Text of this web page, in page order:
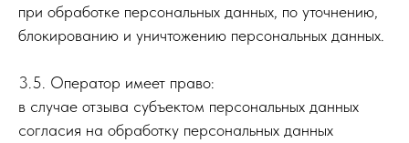
при обработке персональных данных, по уточнению,
блокированию и уничтожению персональных данных.
3.5. Оператор имеет право:
в случае отзыва субъектом персональных данных
согласия на обработку персональных данных